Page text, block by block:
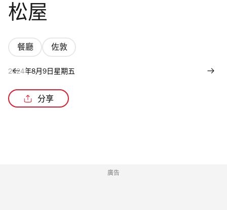
松屋
餐廳 佐敦
2024年8月9日星期五
分享
廣告